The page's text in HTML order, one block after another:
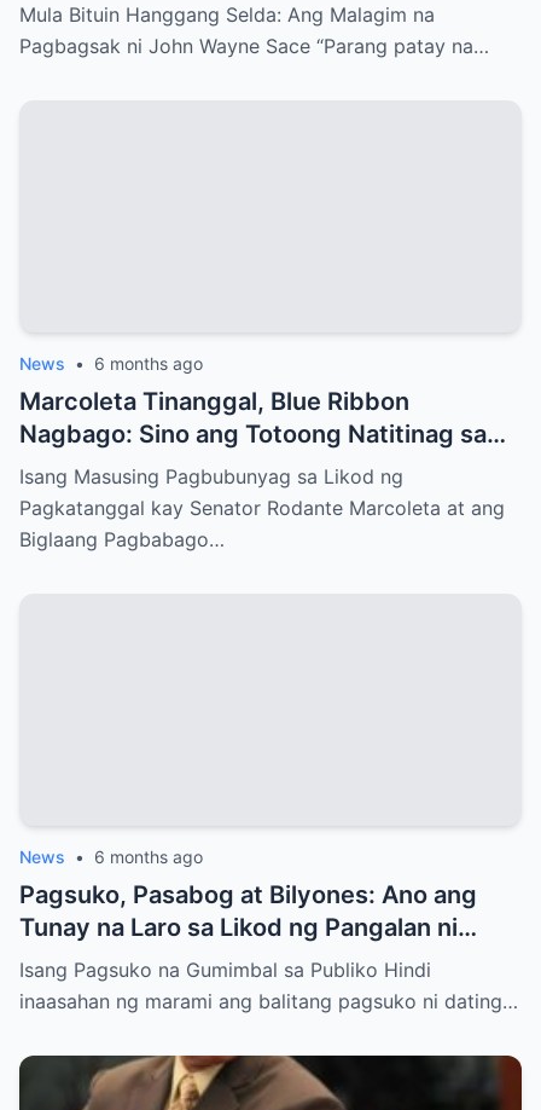
Mula Bituin Hanggang Selda: Ang Malagim na
Pagbagsak ni John Wayne Sace “Parang patay na…
News • 6 months ago
Marcoleta Tinanggal, Blue Ribbon
Nagbago: Sino ang Totoong Natitinag sa
Senado?
Isang Masusing Pagbubunyag sa Likod ng
Pagkatanggal kay Senator Rodante Marcoleta at ang
Biglaang Pagbabago…
News • 6 months ago
Pagsuko, Pasabog at Bilyones: Ano ang
Tunay na Laro sa Likod ng Pangalan ni
Bong Revilla Jr.?
Isang Pagsuko na Gumimbal sa Publiko Hindi
inaasahan ng marami ang balitang pagsuko ni dating…